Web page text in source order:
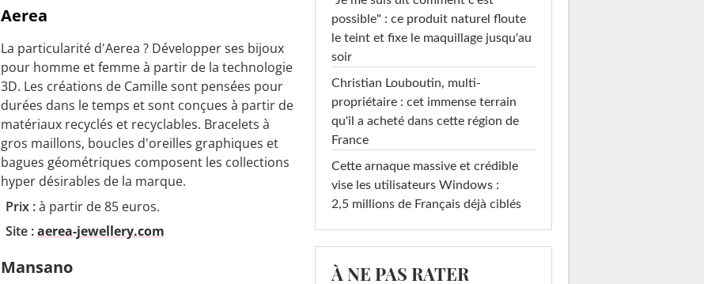
Aerea
La particularité d'Aerea ? Développer ses bijoux
pour homme et femme à partir de la technologie
3D. Les créations de Camille sont pensées pour
durées dans le temps et sont conçues à partir de
matériaux recyclés et recyclables. Bracelets à
gros maillons, boucles d'oreilles graphiques et
bagues géométriques composent les collections
hyper désirables de la marque.
Prix :à partir de 85 euros.
Site :aerea-jewellery.com
Mansano
possible" : ce produit naturel floute
le teint et fixe le maquillage jusqu'au
soir
Christian Louboutin, multi-
propriétaire : cet immense terrain
qu'il a acheté dans cette région de
France
Cette arnaque massive et crédible
vise les utilisateurs Windows :
2,5 millions de Français déjà ciblés
À NE PAS RATER